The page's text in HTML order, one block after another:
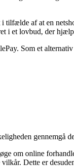
af at en
i et lovbud, der
Som et
gennemgå
om online
Dette er